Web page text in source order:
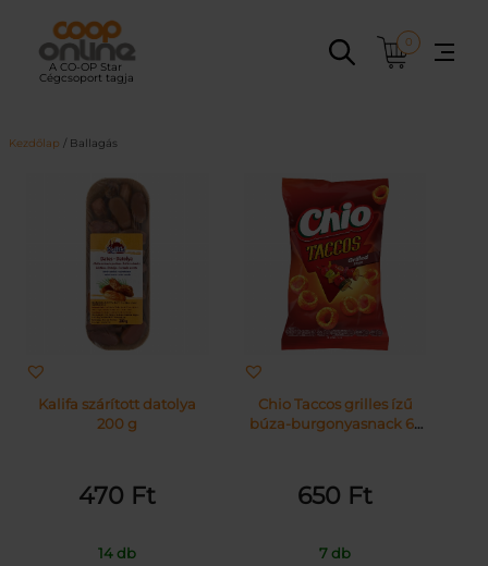
tartalomhoz
0
Kezdőlap / Ballagás
Kalifa szárított datolya
200 g
470 Ft
14 db
Chio Taccos grilles ízű
búza-burgonyasnack 65
650 Ft
7 db